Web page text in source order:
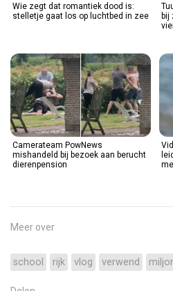
Wie zegt dat romantiek dood is:
stelletje gaat los op luchtbed in zee
bij
Camerateam PowNews
mishandeld bij bezoek aan berucht
dierenpension
Meer over
school rijk vlog verwend